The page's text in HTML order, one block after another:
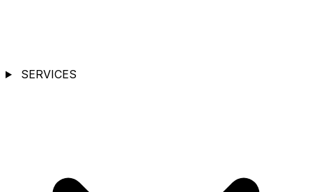
SERVICES